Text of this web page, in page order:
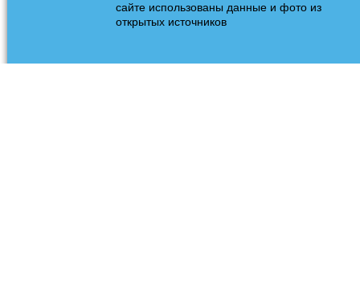
сайте использованы данные и фото из
открытых источников